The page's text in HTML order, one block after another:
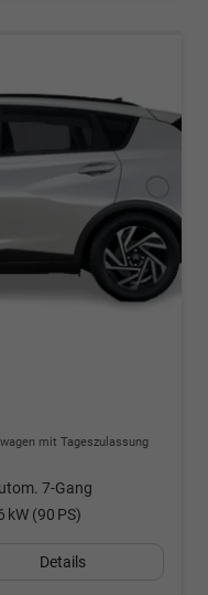
mit Tageszulassung
7-Gang
kW (90 PS)
Details